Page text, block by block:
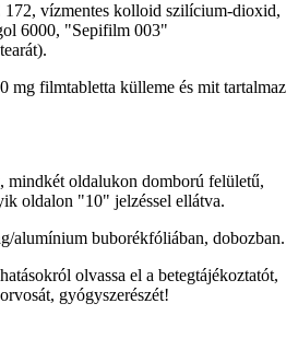
vízmentes kolloid szilícium-dioxid,
6000, "Sepifilm 003"
mg filmtabletta külleme és mit tartalmaz
mindkét oldalukon domború felületű,
oldalon "10" jelzéssel ellátva.
alumínium buborékfóliában, dobozban.
olvassa el a betegtájékoztatót,
gyógyszerészét!